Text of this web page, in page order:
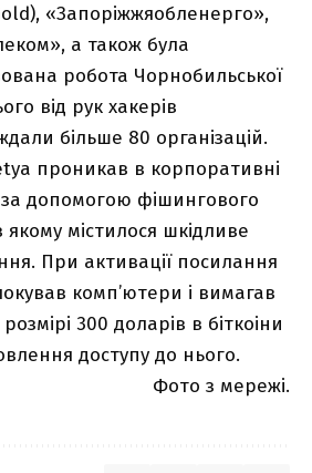
«Запоріжжяобленерго»,
а також була
робота Чорнобильської
від рук хакерів
більше 80 організацій.
проникав в корпоративні
допомогою фішингового
якому містилося шкідливе
При активації посилання
комп’ютери і вимагав
300 доларів в біткоіни
доступу до нього.
Фото з мережі.